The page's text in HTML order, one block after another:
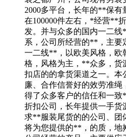
2000多平台，长年的**保有
在100000件左右，*经营**
发。并与众多的国内一二
系，公司所经营的**，主要
一二线**，以欧美风格，欧
格，风格为主，**众多，
扣店的的拿货渠道之一。本
廉、合作信誉好的效劳准
得了众多客户的信任和一
折扣公司，长年提供一手
求**服装尾货的的公司、团
将为您提供的**，的质，地